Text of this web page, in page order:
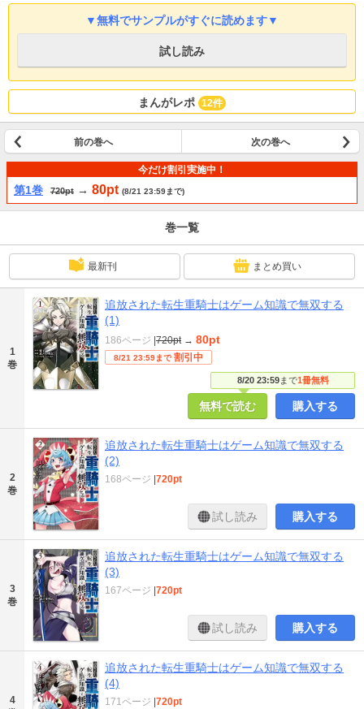
▼無料でサンプルがすぐに読めます▼
試し読み
まんがレポ 12件
前の巻へ 次の巻へ
今だけ割引実施中！
第1巻 720pt → 80pt (8/21 23:59まで)
巻一覧
最新刊 まとめ買い
1
巻
追放された転生重騎士はゲーム知識で無双する
(1)
8/20 23:59まで1冊無料
186ページ |720pt → 80pt
8/21 23:59まで 割引中
無料で読む 購入する
2
巻
追放された転生重騎士はゲーム知識で無双する
(2)
168ページ |720pt
試し読み 購入する
3
巻
追放された転生重騎士はゲーム知識で無双する
(3)
167ページ |720pt
試し読み 購入する
4
追放された転生重騎士はゲーム知識で無双する
(4)
171ページ |720pt